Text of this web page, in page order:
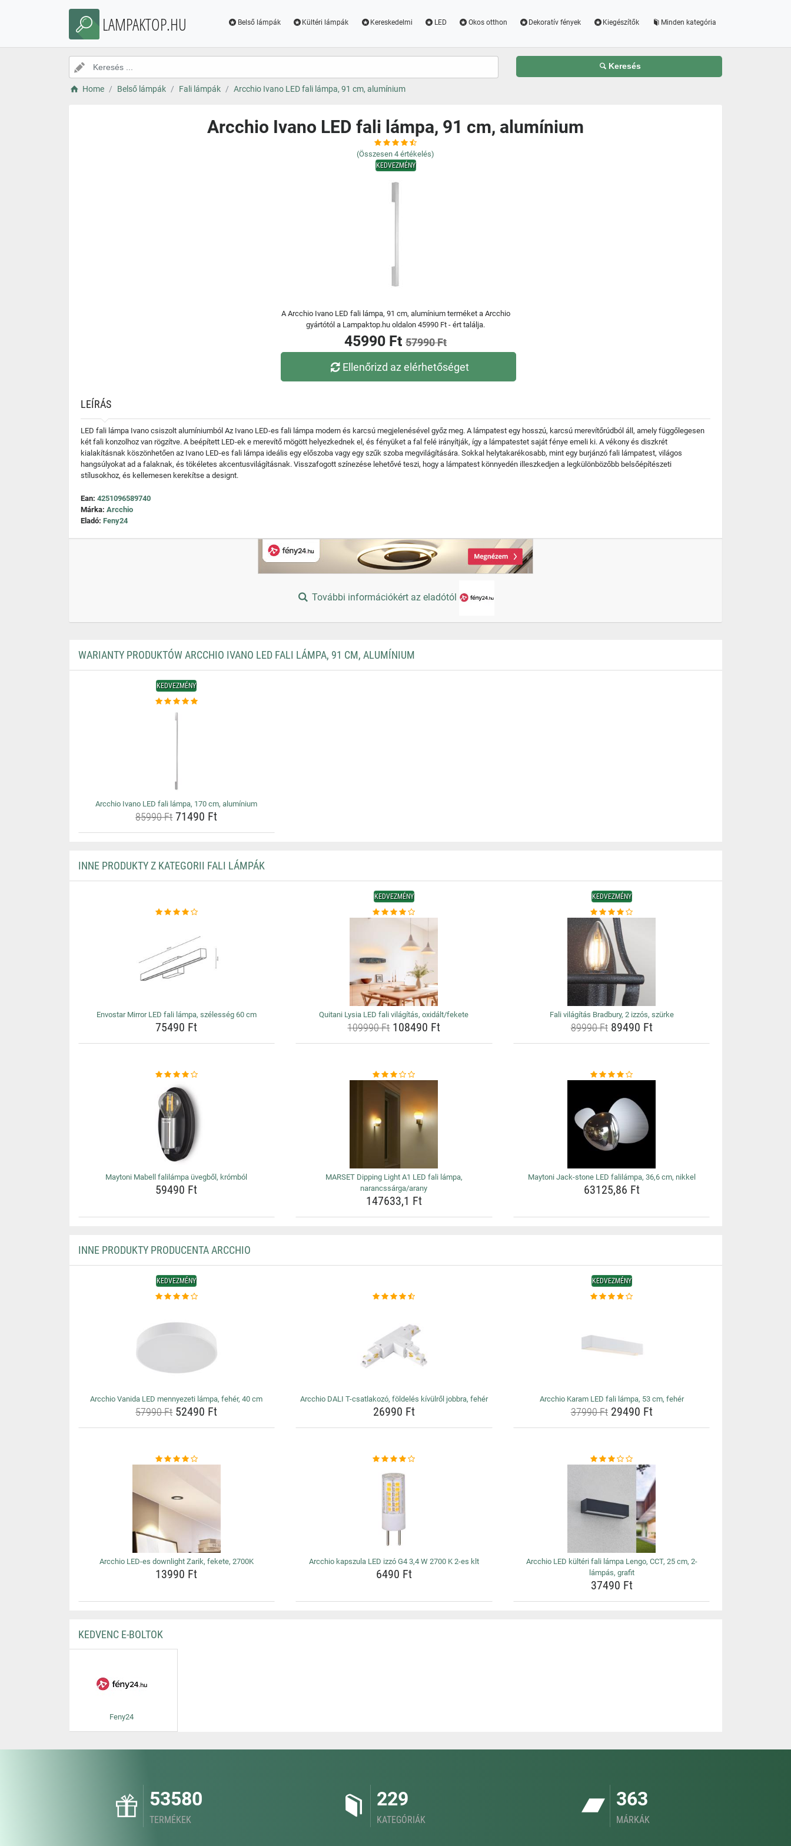
LAMPAKTOP.HU Belső lámpák Kültéri lámpák Kereskedelmi LED Okos otthon Dekoratív fények Kiegészítők Minden kategória
Keresés
Home Belső lámpák Fali lámpák Arcchio Ivano LED fali lámpa, 91 cm, alumínium
Arcchio Ivano LED fali lámpa, 91 cm, alumínium
(Összesen 4 értékelés)
KEDVEZMÉNY
A Arcchio Ivano LED fali lámpa, 91 cm, alumínium terméket a Arcchio
gyártótól a Lampaktop.hu oldalon 45990 Ft - ért találja.
45990 Ft 57990 Ft
Ellenőrizd az elérhetőséget
LEÍRÁS
LED fali lámpa Ivano csiszolt alumíniumból Az Ivano LED-es fali lámpa modern és karcsú megjelenésével győz meg. A lámpatest egy hosszú, karcsú merevítőrúdból áll, amely függőlegesen
két fali konzolhoz van rögzítve. A beépített LED-ek e merevítő mögött helyezkednek el, és fényüket a fal felé irányítják, így a lámpatestet saját fénye emeli ki. A vékony és diszkrét
kialakításnak köszönhetően az Ivano LED-es fali lámpa ideális egy előszoba vagy egy szűk szoba megvilágítására. Sokkal helytakarékosabb, mint egy burjánzó fali lámpatest, világos
hangsúlyokat ad a falaknak, és tökéletes akcentusvilágításnak. Visszafogott színezése lehetővé teszi, hogy a lámpatest könnyedén illeszkedjen a legkülönbözőbb belsőépítészeti
stílusokhoz, és kellemesen kerekítse a designt.
Ean: 4251096589740
Márka: Arcchio
Eladó: Feny24
További információkért az eladótól
WARIANTY PRODUKTÓW ARCCHIO IVANO LED FALI LÁMPA, 91 CM, ALUMÍNIUM
KEDVEZMÉNY
Arcchio Ivano LED fali lámpa, 170 cm, alumínium
85990 Ft71490 Ft
INNE PRODUKTY Z KATEGORII FALI LÁMPÁK
Envostar Mirror LED fali lámpa, szélesség 60 cm
75490 Ft
KEDVEZMÉNY
Quitani Lysia LED fali világítás, oxidált/fekete
109990 Ft108490 Ft
KEDVEZMÉNY
Fali világítás Bradbury, 2 izzós, szürke
89990 Ft89490 Ft
Maytoni Mabell falilámpa üvegből, krómból
59490 Ft
MARSET Dipping Light A1 LED fali lámpa,
narancssárga/arany
147633,1 Ft
Maytoni Jack-stone LED falilámpa, 36,6 cm, nikkel
63125,86 Ft
INNE PRODUKTY PRODUCENTA ARCCHIO
KEDVEZMÉNY
Arcchio Vanida LED mennyezeti lámpa, fehér, 40 cm
57990 Ft52490 Ft
Arcchio DALI T-csatlakozó, földelés kívülről jobbra, fehér
26990 Ft
KEDVEZMÉNY
Arcchio Karam LED fali lámpa, 53 cm, fehér
37990 Ft29490 Ft
Arcchio LED-es downlight Zarik, fekete, 2700K
13990 Ft
Arcchio kapszula LED izzó G4 3,4 W 2700 K 2-es klt
6490 Ft
Arcchio LED kültéri fali lámpa Lengo, CCT, 25 cm, 2-
lámpás, grafit
37490 Ft
KEDVENC E-BOLTOK
Feny24
53580
TERMÉKEK
229
KATEGÓRIÁK
363
MÁRKÁK